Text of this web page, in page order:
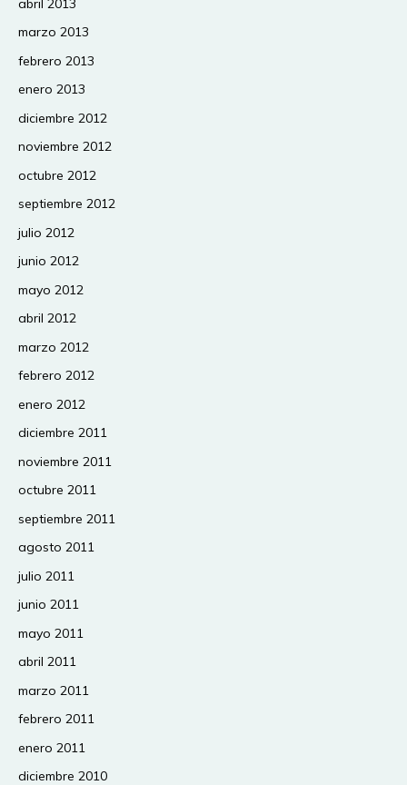
marzo 2013
febrero 2013
enero 2013
diciembre 2012
noviembre 2012
octubre 2012
septiembre 2012
julio 2012
junio 2012
mayo 2012
abril 2012
marzo 2012
febrero 2012
enero 2012
diciembre 2011
noviembre 2011
octubre 2011
septiembre 2011
agosto 2011
julio 2011
junio 2011
mayo 2011
abril 2011
marzo 2011
febrero 2011
enero 2011
diciembre 2010